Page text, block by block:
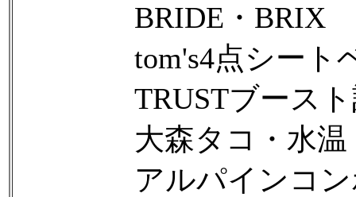
BRIDE・BRIX
tom's4点シート
TRUSTブースト
大森タコ・水温・
アルパインコン